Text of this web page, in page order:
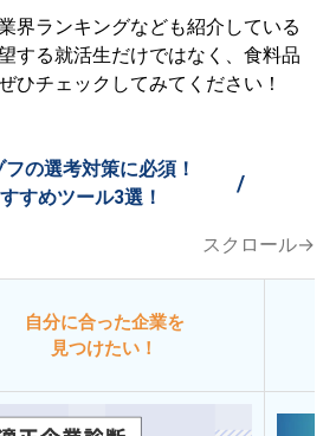
界ランキングなども紹介している
する就活生だけではなく、食料品
ひチェックしてみてください！
フの選考対策に必須！
すめツール3選！
/
スクロール→
自分に合った企業を
見つけたい！